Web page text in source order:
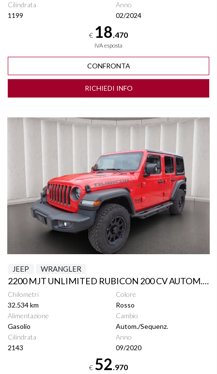
Cilindrata
1199
Anno
02/2024
€ 18.470
IVA esposta
CONFRONTA
RICHIEDI INFO
Vedi dettagli
JEEP WRANGLER
2200 MJT UNLIMITED RUBICON 200 CV AUTOM. ITALIA
Chilometri
32.534 km
Colore
Rosso
Alimentazione
Gasolio
Cambio
Autom./Sequenz.
Cilindrata
2143
Anno
09/2020
€ 52 .970